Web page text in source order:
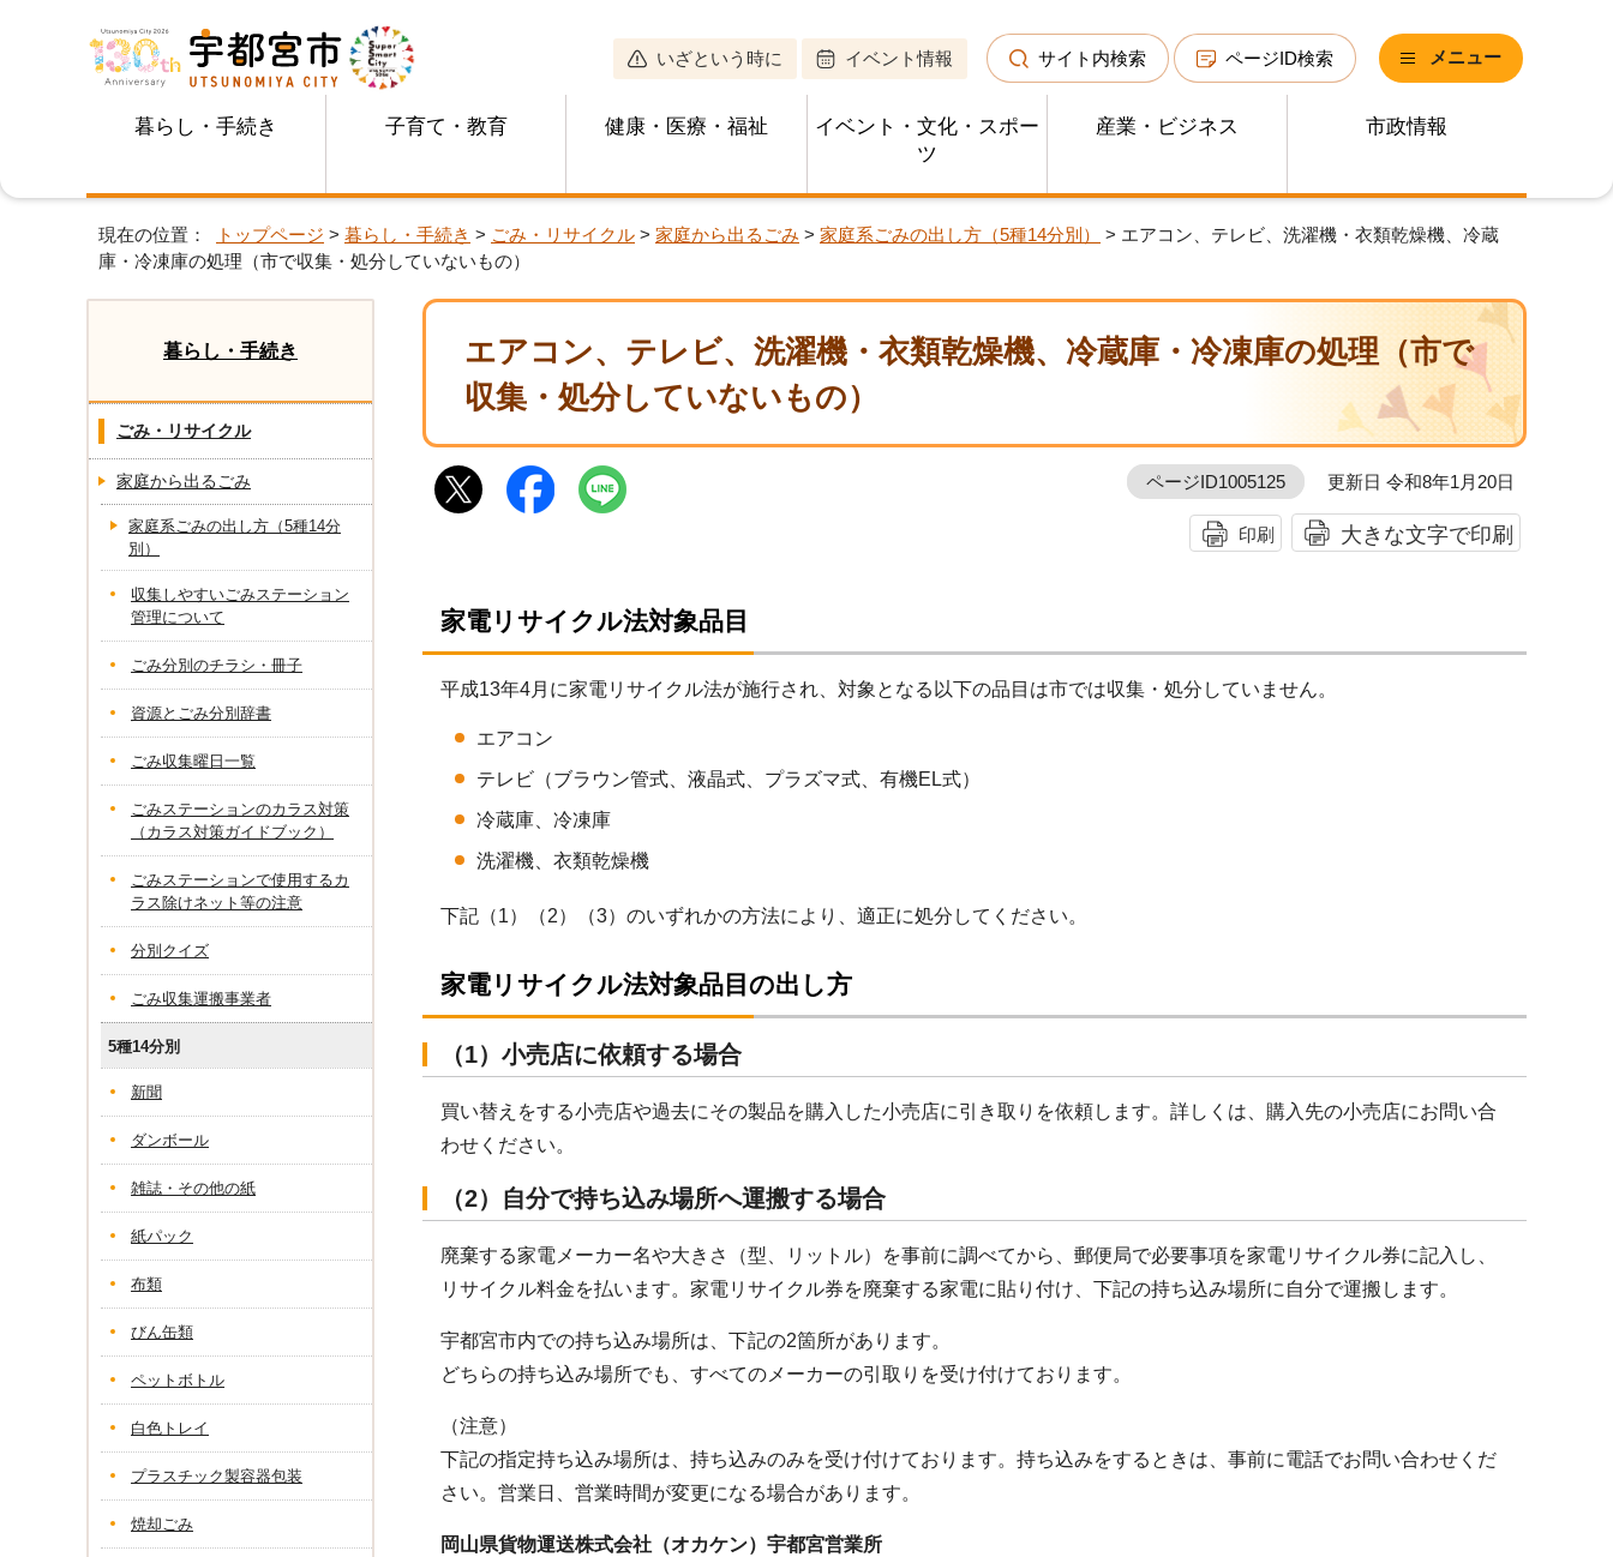
いざという時に イベント情報 サイト内検索 ページID検索 メニュー
暮らし・手続き 子育て・教育 健康・医療・福祉
イベント・文化・スポー
ツ
産業・ビジネス 市政情報
現在の位置： トップページ > 暮らし・手続き > ごみ・リサイクル > 家庭から出るごみ > 家庭系ごみの出し方（5種14分別）
> エアコン、テレビ、洗濯機・衣類乾燥機、冷蔵
庫・冷凍庫の処理（市で収集・処分していないもの）
エアコン、テレビ、洗濯機・衣類乾燥機、冷蔵庫・冷凍庫の処理（市で
収集・処分していないもの）
ページID1005125 更新日 令和8年1月20日
印刷 大きな文字で印刷
家電リサイクル法対象品目
平成13年4月に家電リサイクル法が施行され、対象となる以下の品目は市では収集・処分していません。
エアコン
テレビ（ブラウン管式、液晶式、プラズマ式、有機EL式）
冷蔵庫、冷凍庫
洗濯機、衣類乾燥機
下記（1）（2）（3）のいずれかの方法により、適正に処分してください。
家電リサイクル法対象品目の出し方
（1）小売店に依頼する場合
買い替えをする小売店や過去にその製品を購入した小売店に引き取りを依頼します。詳しくは、購入先の小売店にお問い合
わせください。
（2）自分で持ち込み場所へ運搬する場合
廃棄する家電メーカー名や大きさ（型、リットル）を事前に調べてから、郵便局で必要事項を家電リサイクル券に記入し、
リサイクル料金を払います。家電リサイクル券を廃棄する家電に貼り付け、下記の持ち込み場所に自分で運搬します。
宇都宮市内での持ち込み場所は、下記の2箇所があります。
どちらの持ち込み場所でも、すべてのメーカーの引取りを受け付けております。
（注意）
下記の指定持ち込み場所は、持ち込みのみを受け付けております。持ち込みをするときは、事前に電話でお問い合わせくだ
さい。営業日、営業時間が変更になる場合があります。
岡山県貨物運送株式会社（オカケン）宇都宮営業所
暮らし・手続き
ごみ・リサイクル
家庭から出るごみ
家庭系ごみの出し方（5種14分
別）
収集しやすいごみステーション
管理について
ごみ分別のチラシ・冊子
資源とごみ分別辞書
ごみ収集曜日一覧
ごみステーションのカラス対策
（カラス対策ガイドブック）
ごみステーションで使用するカ
ラス除けネット等の注意
分別クイズ
ごみ収集運搬事業者
5種14分別
新聞
ダンボール
雑誌・その他の紙
紙パック
布類
びん缶類
ペットボトル
白色トレイ
プラスチック製容器包装
焼却ごみ